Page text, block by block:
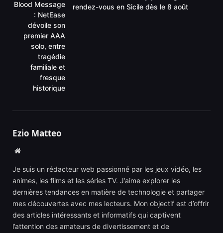
Blood Message
: NetEase
dévoile son
premier AAA
solo, entre
tragédie
familiale et
fresque
historique
rendez-vous en Sicile dès le 8 août
Ezio Matteo
Website
Je suis un rédacteur web passionné par les jeux vidéo, les
animes, les films et les séries TV. J’aime explorer les
dernières tendances en matière de technologie et partager
mes découvertes avec mes lecteurs. Mon objectif est d’offrir
des articles intéressants et informatifs qui captivent
l’attention des amateurs de divertissement et de